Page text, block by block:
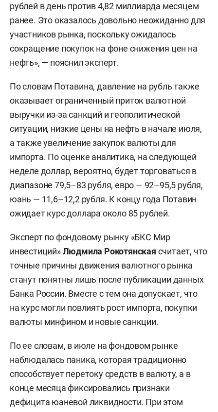
рублей в день против 4,82 миллиарда месяцем
ранее. Это оказалось довольно неожиданно для
участников рынка, поскольку ожидалось
сокращение покупок на фоне снижения цен на
нефть», — пояснил эксперт.
По словам Потавина, давление на рубль также
оказывает ограниченный приток валютной
выручки из-за санкций и геополитической
ситуации, низкие цены на нефть в начале июля,
а также увеличение закупок валюты для
импорта. По оценке аналитика, на следующей
неделе доллар, вероятно, будет торговаться в
диапазоне 79,5–83 рубля, евро — 92–95,5 рубля,
юань — 11,6–12,2 рубля. К концу года Потавин
ожидает курс доллара около 85 рублей.
Эксперт по фондовому рынку «БКС Мир
инвестиций»Людмила Рокотянская считает, что
точные причины движения валютного рынка
станут понятны лишь после публикации данных
Банка России. Вместе с тем она допускает, что
на курс могли повлиять рост импорта, покупки
валюты минфином и новые санкции.
По ее словам, в июле на фондовом рынке
наблюдалась паника, которая традиционно
способствует перетоку средств в валюту, а в
конце месяца фиксировались признаки
дефицита юаневой ликвидности. При этом